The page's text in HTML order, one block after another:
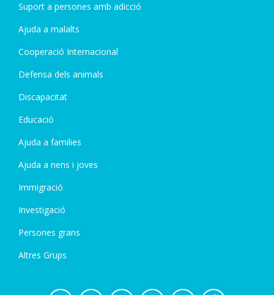
Suport a persones amb adicció
Ajuda a malalts
Cooperació Internacional
Defensa dels animals
Discapacitat
Educació
Ajuda a families
Ajuda a nens i joves
Immigració
Investigació
Persones grans
Altres Grups